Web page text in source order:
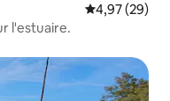
Évaluation
4,97 (29)
l'estuaire.